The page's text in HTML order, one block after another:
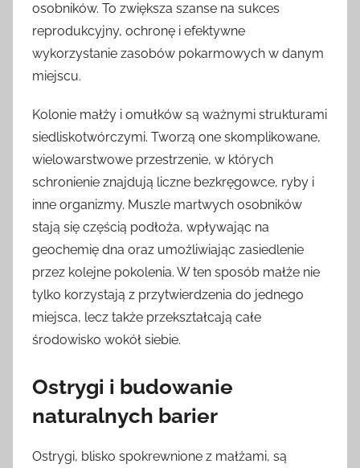
osobników. To zwiększa szanse na sukces
reprodukcyjny, ochronę i efektywne
wykorzystanie zasobów pokarmowych w danym
miejscu.
Kolonie małży i omułków są ważnymi strukturami
siedliskotwórczymi. Tworzą one skomplikowane,
wielowarstwowe przestrzenie, w których
schronienie znajdują liczne bezkręgowce, ryby i
inne organizmy. Muszle martwych osobników
stają się częścią podłoża, wpływając na
geochemię dna oraz umożliwiając zasiedlenie
przez kolejne pokolenia. W ten sposób małże nie
tylko korzystają z przytwierdzenia do jednego
miejsca, lecz także przekształcają całe
środowisko wokół siebie.
Ostrygi i budowanie
naturalnych barier
Ostrygi, blisko spokrewnione z małżami, są